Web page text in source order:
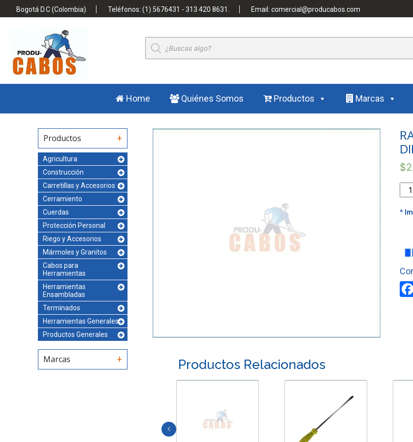
Bogotá D.C (Colombia) Teléfonos: (1) 5676431 - 313 420 8631. Email: comercial@producabos.com
Búsqueda
de
productos
Home Quiénes Somos Productos Marcas
Productos
Agricultura
Construcción
Carretillas y Accesorios
Cerramiento
Cuerdas
Protección Personal
Riego y Accesorios
Mármoles y Granitos
Cabos para
Herramientas
Herramientas
Ensambladas
Terminados
Herramientas Generales
Productos Generales
Marcas
$
DE
3/
39
Productos Relacionados